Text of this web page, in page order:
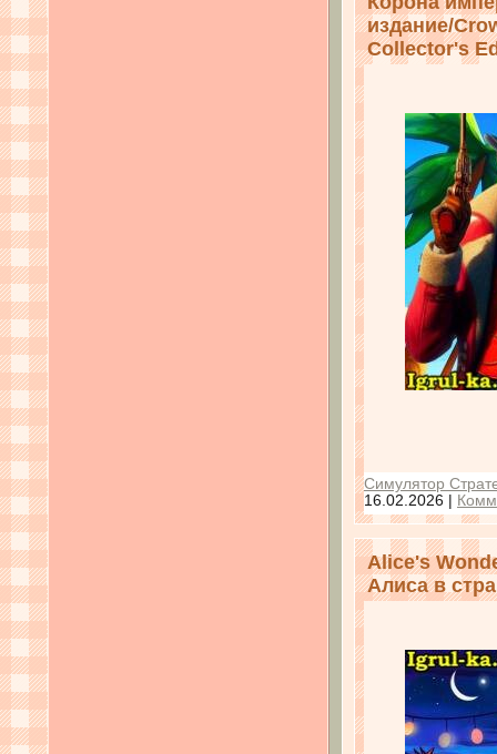
издание/
Collector's
Симулятор
16.02.2026
Alice's
Алиса в